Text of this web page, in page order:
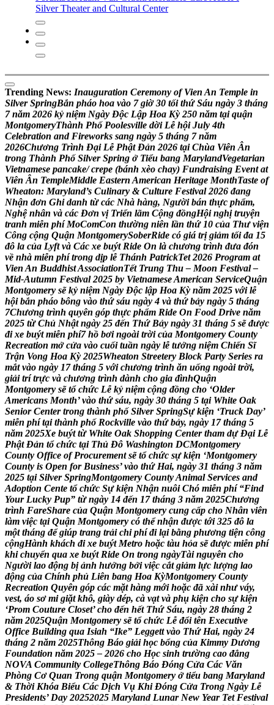
Silver Theater and Cultural Center
Trending News: Inauguration Ceremony of Vien An Temple in
Silver SpringBắn pháo hoa vào 7 giờ 30 tối thứ Sáu ngày 3 tháng
7 năm 2026 kỷ niệm Ngày Độc Lập Hoa Kỳ 250 năm tại quận
MontgomeryThành Phố Poolesville dời Lễ hội July 4th
Celebration and Fireworks sang ngày 5 tháng 7 năm
2026Chương Trình Đại Lễ Phật Đản 2026 tại Chùa Viên Ân
trong Thành Phố Silver Spring ở Tiểu bang MarylandVegetarian
Vietnamese pancake/ crepe (bánh xèo chay) Fundraising Event at
Viên Ân TempleMiddle Eastern American Heritage MonthTaste of
Wheaton: Maryland’s Culinary & Culture Festival 2026 đang
Nhận đơn Ghi danh từ các Nhà hàng, Người bán thực phẩm,
Nghệ nhân và các Đơn vị Triển lãm Cộng đồngHội nghị truyện
tranh miễn phí MoComCon thường niên lần thứ 10 của Thư viện
Công cộng Quận MontgomerySoberRide có giá trị giảm tối đa 15
đô la của Lyft và Các xe buýt Ride On là chương trình đưa đón
về nhà miễn phí trong dịp lễ Thánh PatrickTet 2026 Program at
Vien An BuddhistAssociationTết Trung Thu – Moon Festival –
Mid-Autumn Festival 2025 by VietnameseAmerican ServiceQuận
Montgomery sẽ kỷ niệm Ngày Độc lập Hoa Kỳ năm 2025 với lễ
hội bắn pháo bông vào thứ sáu ngày 4 và thứ bảy ngày 5 tháng
7Chương trình quyên góp thực phẩm Ride On Food Drive năm
2025 từ Chủ Nhật ngày 25 đến Thứ Bảy ngày 31 tháng 5 sẽ được
đi xe buýt miễn phí7 hồ bơi ngoài trời của Montgomery County
Recreation mở cửa vào cuối tuần ngày lễ tưởng niệm Chiến Sĩ
Trận Vong Hoa Kỳ 2025Wheaton Streetery Block Party Series ra
mắt vào ngày 17 tháng 5 với chương trình ăn uống ngoài trời,
giải trí trực và chương trình dành cho gia đìnhQuận
Montgomery sẽ tổ chức Lễ kỷ niệm cộng đồng cho ‘Older
Americans Month’ vào thứ sáu, ngày 30 tháng 5 tại White Oak
Senior Center trong thành phố Silver SpringSự kiện ‘Truck Day’
miễn phí tại thành phố Rockville vào thứ bảy, ngày 17 tháng 5
năm 2025Xe buýt từ White Oak Shopping Center tham dự Đại Lễ
Phật Đản tổ chức tại Thủ Đô Washington DCMontgomery
County Office of Procurement sẽ tổ chức sự kiện ‘Montgomery
County is Open for Business’ vào thứ Hai, ngày 31 tháng 3 năm
2025 tại Silver SpringMontgomery CountyAnimal Services and
Adoption Cente tổ chức Sự kiện Nhận nuôi Chó miễn phí “Find
Your Lucky Pup” từ ngày 14 đến 17 tháng 3 năm 2025Chương
trình FareShare của Quận Montgomery cung cấp cho Nhân viên
làm việc tại Quận Montgomery có thể nhận được tới 325 đô la
một tháng để giúp trang trải chi phí đi lại bằng phương tiện công
cộngHành khách đi xe buýt Metro hoặc tàu hỏa sẽ được miễn phí
khi chuyển qua xe buýt Ride On trong ngàyTài nguyên cho
Người lao động bị ảnh hưởng bởi việc cắt giảm lực lượng lao
động của Chính phủ Liên bang Hoa KỳMontgomery County
Recreation Quyên góp các mặt hàng mới hoặc đã xài như váy,
vest, áo sơ mi giặt khô, giày dép, cà vạt và phụ kiện cho sự kiện
‘Prom Couture Closet’ cho đến hết Thứ Sáu, ngày 28 tháng 2
năm 2025Quận Montgomery sẽ tổ chức Lễ đổi tên Executive
Office Building qua Isiah “Ike” Leggett vào Thứ Hai, ngày 24
tháng 2 năm 2025Thông Báo giải học bổng của Kimmy Dương
Foundation năm 2025 – 2026 cho Học sinh trường cao đẳng
NOVA Community CollegeThông Báo Đóng Cửa Các Văn
Phòng Cơ Quan Trong quận Montgomery ở tiểu bang Maryland
& Thời Khóa Biểu Các Dịch Vụ Khi Đóng Cửa Trong Ngày Lễ
Presidents’ Day 20252025 Maryland Lunar New Year Tet Festival